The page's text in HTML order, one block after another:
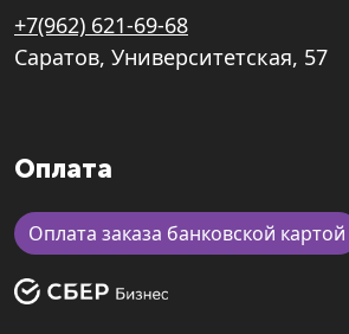
+7(962) 621-69-68
Саратов, Университетская, 57
Оплата
Оплата заказа банковской картой